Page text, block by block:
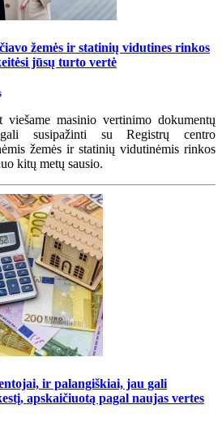
žemės ir statinių vidutines rinkos
jūsų turto vertė
masinio vertinimo dokumentų
gali susipažinti su Registrų centro
žemės ir statinių vidutinėmis rinkos
kitų metų sausio.
ir palangiškiai, jau gali
apskaičiuotą pagal naujas vertes